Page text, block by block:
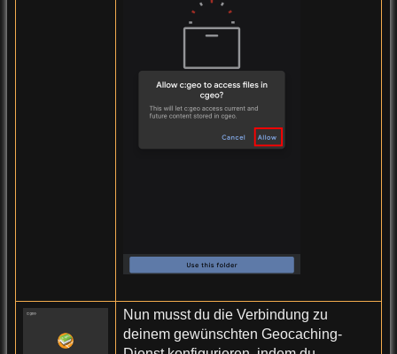
Nun musst du die Verbindung zu
deinem gewünschten Geocaching-